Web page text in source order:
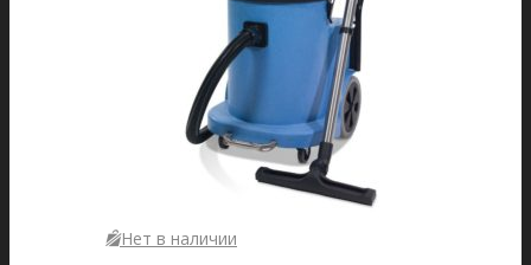
Нет в наличии